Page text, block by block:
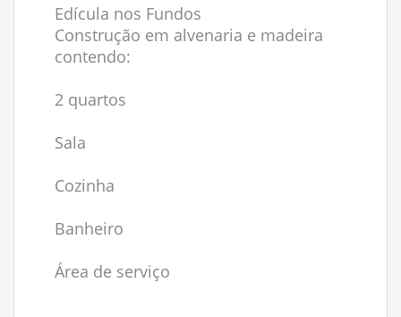
Edícula nos Fundos
Construção em alvenaria e madeira
contendo:
2 quartos
Sala
Cozinha
Banheiro
Área de serviço